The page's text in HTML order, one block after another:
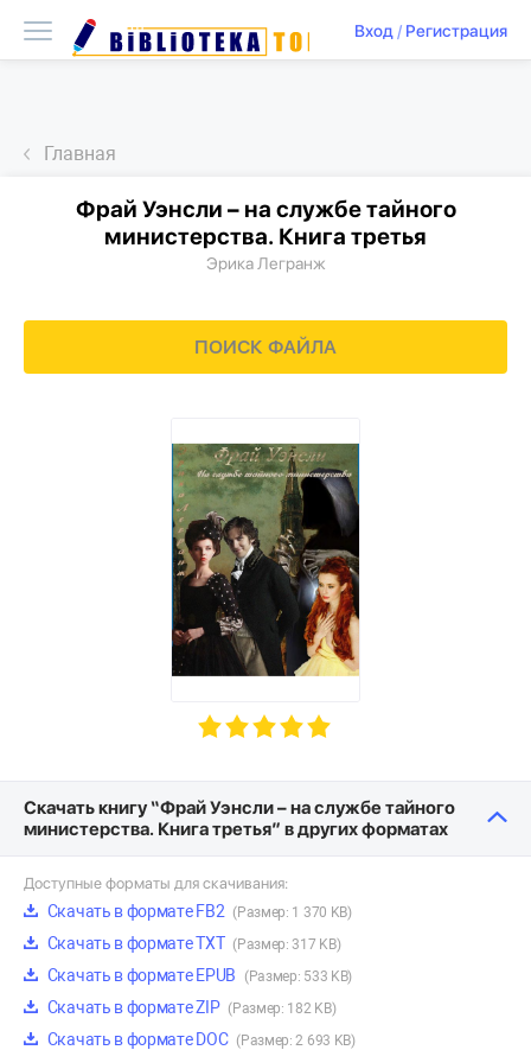
Вход/ Регистрация
Главная
Фрай Уэнсли – на службе тайного
министерства. Книга третья
Эрика Легранж
ПОИСК ФАЙЛА
Скачать книгу “Фрай Уэнсли – на службе тайного
министерства. Книга третья” в других форматах
Доступные форматы для скачивания:
Скачать в формате FB2 (Размер: 1 370 KB)
Скачать в формате TXT (Размер: 317 KB)
Скачать в формате EPUB (Размер: 533 KB)
Скачать в формате ZIP (Размер: 182 KB)
Скачать в формате DOC (Размер: 2 693 KB)